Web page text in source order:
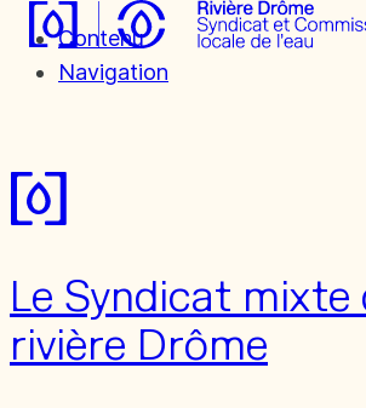
Contenu
Navigation
Gérer et
Le Syndicat mixte
rivière Drôme